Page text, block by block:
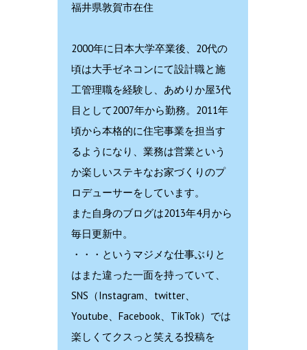
福井県敦賀市在住
2000年に日本大学卒業後、20代の
頃は大手ゼネコンにて設計職と施
工管理職を経験し、あめりか屋3代
目として2007年から勤務。2011年
頃から本格的に住宅事業を担当す
るようになり、業務は営業という
か楽しいステキなお家づくりのプ
ロデューサーをしています。
また自身のブログは2013年4月から
毎日更新中。
・・・というマジメな仕事ぶりと
はまた違った一面を持っていて、
SNS（Instagram、twitter、
Youtube、Facebook、TikTok）では
楽しくてクスっと笑える投稿を